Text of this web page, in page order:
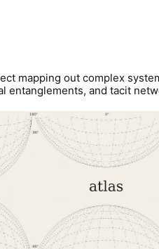
mapping out complex
entanglements, and tacit